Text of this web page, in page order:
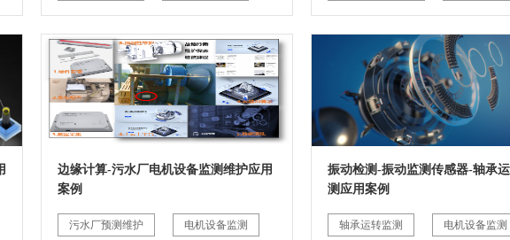
边缘计算-污水厂电机设备监测维护应用
案例
污水厂预测维护 电机设备监测
振动检测-振动监测传感器-轴承
测应用案例
轴承运转监测 电机设备监测